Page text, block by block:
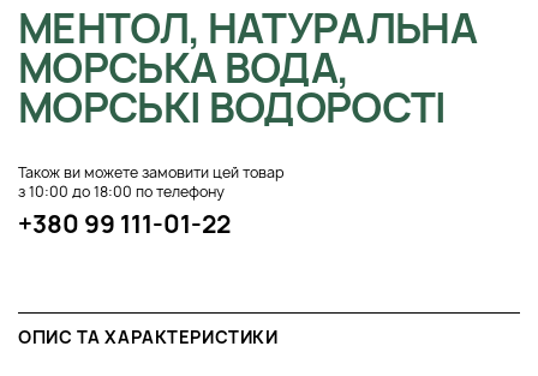
МЕНТОЛ, НАТУРАЛЬНА
МОРСЬКА ВОДА,
МОРСЬКІ ВОДОРОСТІ
Також ви можете замовити цей товар
з 10:00 до 18:00 по телефону
+380 99 111-01-22
ОПИС ТА ХАРАКТЕРИСТИКИ